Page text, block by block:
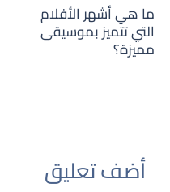
ما هي أشهر الأفلام
التي تتميز بموسيقى
مميزة؟
أضف تعليق